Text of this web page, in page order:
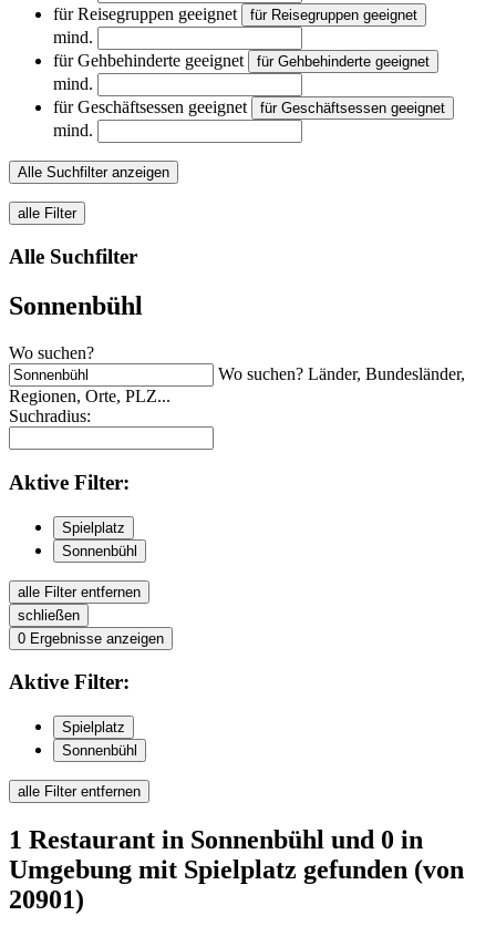
für Reisegruppen geeignet
für Reisegruppen geeignet
mind.
für Gehbehinderte geeignet
für Gehbehinderte geeignet
mind.
für Geschäftsessen geeignet
für Geschäftsessen geeignet
mind.
Alle Suchfilter anzeigen
alle Filter
Alle Suchfilter
Sonnenbühl
Wo suchen?
Wo suchen? Länder, Bundesländer,
Regionen, Orte, PLZ...
Suchradius:
Aktive Filter:
Spielplatz
Sonnenbühl
alle Filter entfernen
schließen
0 Ergebnisse anzeigen
Aktive Filter:
Spielplatz
Sonnenbühl
alle Filter entfernen
1 Restaurant in Sonnenbühl und 0 in
Umgebung mit Spielplatz gefunden (von
20901)